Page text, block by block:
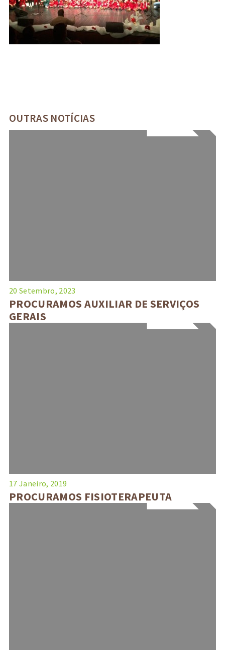
OUTRAS NOTÍCIAS
20 Setembro, 2023
PROCURAMOS AUXILIAR DE SERVIÇOS
GERAIS
17 Janeiro, 2019
PROCURAMOS FISIOTERAPEUTA